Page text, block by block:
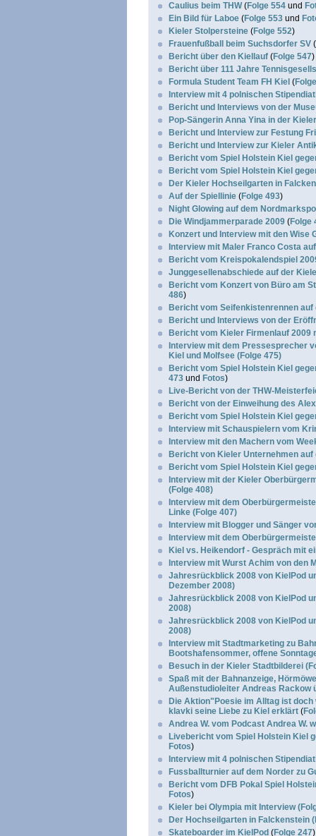
Caulius beim THW(Folge 554 und
Ein Bild für Laboe (Folge 553 und
Kieler Stolpersteine (Folge 552)
Frauenfußball beim Suchsdorfer SV (
Bericht über den Kiellauf (Folge 547)
Bericht über 111 Jahre
Formula Student Team FH Kiel (
Interview mit 4 polnischen
Bericht und Interviews von der
Pop-Sängerin Anna Yina in der
Bericht und Interview zur Festung
Bericht und Interview zur Kieler
Bericht vom Spiel Holstein Kiel
Bericht vom Spiel Holstein Kiel
Der Kieler Hochseilgarten in
Auf der Spiellinie (Folge 493)
Night Glowing auf dem
Die Windjammerparade 2009 (Folge
Konzert und Interview mit den Wise
Interview mit Maler Franco Costa
Bericht vom Kreispokalendspiel
Junggesellenabschiede auf der
Bericht vom Konzert von Büro am
486)
Bericht vom Seifenkistenrennen
Bericht und Interviews von der
Bericht vom Kieler Firmenlauf 2009
Interview mit dem Pressesprecher
Kiel und Molfsee (Folge 475)
Bericht vom Spiel Holstein Kiel
473 und Fotos)
Live-Bericht von der THW-
Bericht von der Einweihung des
Bericht vom Spiel Holstein Kiel
Interview mit Schauspielern vom
Interview mit den Machern vom
Bericht von Kieler Unternehmen auf
Bericht vom Spiel Holstein Kiel
Interview mit der Kieler
(Folge 408)
Interview mit dem
Linke (Folge 407)
Interview mit Blogger und Sänger
Interview mit dem
Kiel vs. Heikendorf - Gespräch mit
Interview mit Wurst Achim von den
Jahresrückblick 2008 von KielPod
Dezember 2008)
Jahresrückblick 2008 von KielPod
2008)
Jahresrückblick 2008 von KielPod
2008)
Interview mit Stadtmarketing zu
Bootshafensommer, offene
Besuch in der Kieler Stadtbilderei
Spaß mit der Bahnanzeige,
Außenstudioleiter Andreas Rackow
Die Aktion"Poesie im Alltag ist
klavki seine Liebe zu Kiel erklärt (
Andrea W. vom Podcast Andrea W.
Livebericht vom Spiel Holstein Kiel
Fotos)
Interview mit 4 polnischen
Fussballturnier auf dem Norder zu
Bericht vom DFB Pokal Spiel
Fotos)
Kieler bei Olympia mit Interview
Der Hochseilgarten in Falckenstein
Skateboarder im KielPod (Folge 247)